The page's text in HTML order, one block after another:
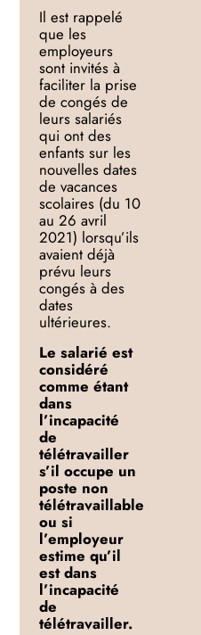
Il est rappelé
que les
employeurs
sont invités à
faciliter la prise
de congés de
leurs salariés
qui ont des
enfants sur les
nouvelles dates
de vacances
scolaires (du 10
au 26 avril
2021) lorsqu’ils
avaient déjà
prévu leurs
congés à des
dates
ultérieures.
Le salarié est
considéré
comme étant
dans
l’incapacité
de
télétravailler
s’il occupe un
poste non
télétravaillable
ousi
l’employeur
estimequ’il
est dans
l’incapacité
de
télétravailler.